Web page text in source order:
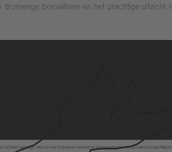
bosvalleien en het prachtige uitzicht
privacy settings, click on the fingerprint symbol at the bottom left and activate Google Maps